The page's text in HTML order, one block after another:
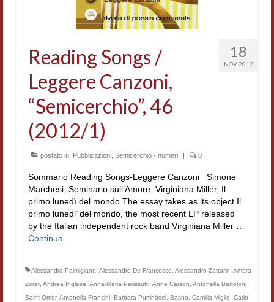
Cultura coreana
Hagiographica Coreana
Cultura medioevale
Scrittori Latini dell’Europa Medievale
Corpus Rhythmorum Musicum
Epistolografia
Comparatistica
Semicerchio
Filologia digitale
ALIM
18
NOV 2012
Reading Songs /
Leggere Canzoni,
“Semicerchio”, 46
(2012/1)
postato in: Pubblicazioni Semicerchio - numeri | 0
Sommario Reading Songs-Leggere Canzoni Simone
Marchesi, Seminario sull’Amore: Virginiana Miller, Il
primo lunedì del mondo The essay takes as its object Il
primo lunedi’ del mondo, the most recent LP released
by the Italian independent rock band Virginiana Miller …
Continua
Alessandra Palmigiano Alessandro De Francesco Alessandro Zattarin Ambra
Zorat Andrea Inglese Anna-Maria Perissutti Anne Carson Antonella Bartoloni
Saint Omer, Antonella Francini Barbara Pumhösel Basho Camilla Miglio
Carlo